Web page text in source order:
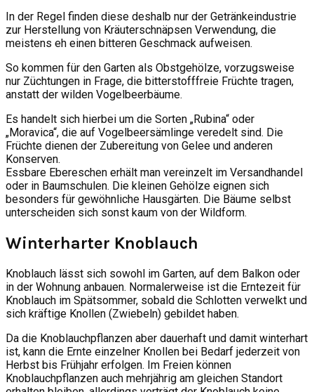
In der Regel finden diese deshalb nur der Getränkeindustrie
zur Herstellung von Kräuterschnäpsen Verwendung, die
meistens eh einen bitteren Geschmack aufweisen.
So kommen für den Garten als Obstgehölze, vorzugsweise
nur Züchtungen in Frage, die bitterstofffreie Früchte tragen,
anstatt der wilden Vogelbeerbäume.
Es handelt sich hierbei um die Sorten „Rubina“ oder
„Moravica“, die auf Vogelbeersämlinge veredelt sind. Die
Früchte dienen der Zubereitung von Gelee und anderen
Konserven.
Essbare Ebereschen erhält man vereinzelt im Versandhandel
oder in Baumschulen. Die kleinen Gehölze eignen sich
besonders für gewöhnliche Hausgärten. Die Bäume selbst
unterscheiden sich sonst kaum von der Wildform.
Winterharter Knoblauch
Knoblauch lässt sich sowohl im Garten, auf dem Balkon oder
in der Wohnung anbauen. Normalerweise ist die Erntezeit für
Knoblauch im Spätsommer, sobald die Schlotten verwelkt und
sich kräftige Knollen (Zwiebeln) gebildet haben.
Da die Knoblauchpflanzen aber dauerhaft und damit winterhart
ist, kann die Ernte einzelner Knollen bei Bedarf jederzeit von
Herbst bis Frühjahr erfolgen. Im Freien können
Knoblauchpflanzen auch mehrjährig am gleichen Standort